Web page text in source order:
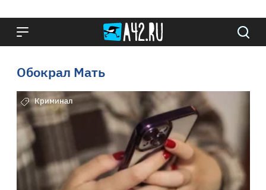
Обокрал Мать
Криминал